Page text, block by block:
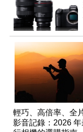
輕巧、高倍率、全
影音記錄：2026 年